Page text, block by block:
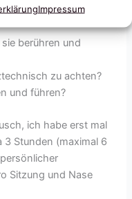
Impressum
dass man gerne
berühren und
zu achten?
und führen?
ich habe erst mal
3 Stunden (maximal 6
Sitzung und Nase